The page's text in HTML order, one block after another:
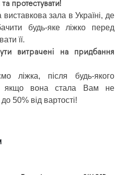
протестувати!
зала в Україні, де
будь-яке ліжко перед
її.
витрачені на придбання
ліжка, після будь-якого
якщо вона стала Вам не
50% від вартості!